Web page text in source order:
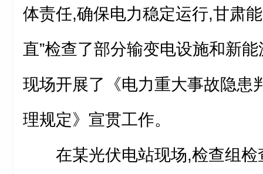
体责任,确保电力稳定运行,甘肃
直”检查了部分输变电设施和新
现场开展了《电力重大事故隐患
理规定》宣贯工作。
在某光伏电站现场,检查组